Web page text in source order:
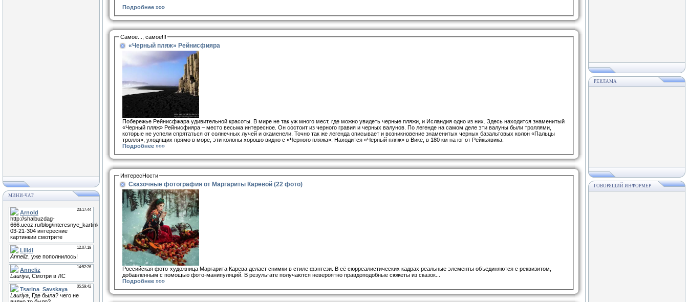
МИНИ-ЧАТ
Подробнее »»»
Самое..., самое!!!
«Черный пляж» Рейнисфияра
Побережье Рейнисфжара удивительной красоты. В мире не так уж много мест, где можно увидеть черные пляжи, и Исландия одно из них. Здесь находится знаменитый
«Черный пляж» Рейнисфияра – место весьма интересное. Он состоит из черного гравия и черных валунов. По легенде на самом деле эти валуны были троллями,
которые не успели спрятаться от солнечных лучей и окаменели. Точно так же легенда описывает и возникновение знаменитых черных базальтовых колон «Пальцы
тролля», уходящих прямо в море, эти колоны хорошо видно с «Черного пляжа». Находится «Черный пляж» в Вике, в 180 км на юг от Рейкьявика.
Подробнее »»»
ИнтересНости
Сказочные фотография от Маргариты Каревой (22 фото)
Российская фото-художница Маргарита Карева делает снимки в стиле фэнтези. В её сюрреалистических кадрах реальные элементы объединяются с реквизитом,
добавленным с помощью фото-манипуляций. В результате получаются невероятно правдоподобные сюжеты из сказок...
Подробнее »»»
РЕКЛАМА
ГОВОРЯЩИЙ ИНФОРМЕР